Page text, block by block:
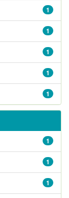
1
1
1
1
1
1
1
1